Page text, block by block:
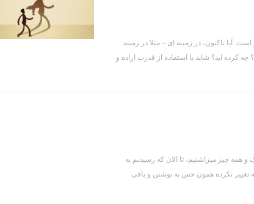
آیا تاکنون، در زمینه ای – مثلا در زمینه
اید؟ شاید با استفاده از قدرت اراده و
چیز میزاشتیم، تا الان که رسیدیم به
تغییر نکرده همون حس به نوشتن و باقی